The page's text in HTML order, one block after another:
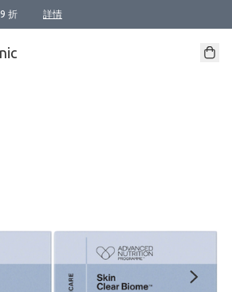
折 詳情
折/3件85折】
自由選2件9折/3件85折/5件8折】
支85折
界﹞系列2件9折】
支9折 3支85折
1件9折, 2件88折 3件85折
任選2件9折
2件9折/3件85折/5件8折】
2件9折/3件85折/5件8折】
全效養護 BODY OIL 組2件88折/3件85折】
套裝2件88折】
2件88折/3件85折】
自由選2件88折/3件85折/4件或以上8折】
優惠！
現金扣減獎賞優惠 !! 記得去賬户資料填上生日日期啦 !
址 $400 免運費
免運費